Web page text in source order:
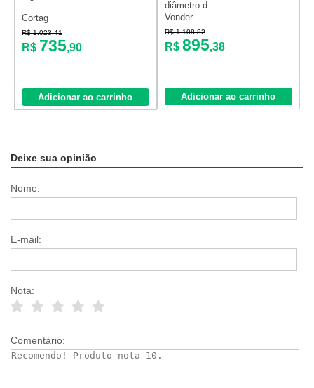
Cortag
R$ 1.023,41
R$ 735,90
Adicionar ao carrinho
diâmetro d...
Vonder
R$ 1.108,82
R$ 895,38
Adicionar ao carrinho
Deixe sua opinião
Nome:
E-mail:
Nota:
Comentário: